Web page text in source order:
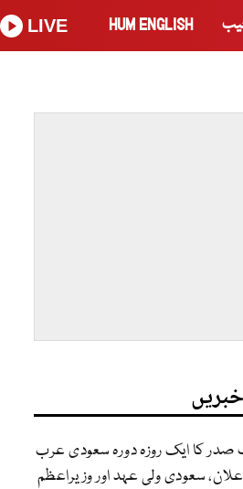
HUM ENGLISH
LIVE
صدر کا ایک روزہ دورہ سعودی عرب
سعودی ولی عہد اور وزیراعظم